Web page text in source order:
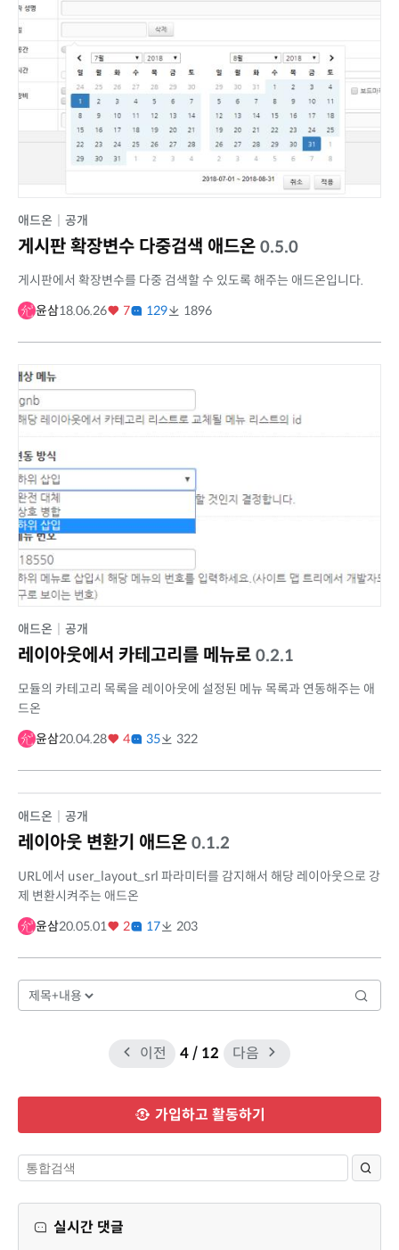
애드온 공개
게시판 확장변수 다중검색 애드온 0.5.0
게시판에서 확장변수를 다중 검색할 수 있도록 해주는 애드온입니다.
윤삼18.06.26 7 129 1896
애드온 공개
레이아웃에서 카테고리를 메뉴로 0.2.1
모듈의 카테고리 목록을 레이아웃에 설정된 메뉴 목록과 연동해주는 애
드온
윤삼20.04.28 4 35 322
애드온 공개
레이아웃 변환기 애드온 0.1.2
URL에서 user_layout_srl 파라미터를 감지해서 해당 레이아웃으로 강
제 변환시켜주는 애드온
윤삼20.05.01 2 17 203
이전 4/ 12 다음
가입하고 활동하기
실시간 댓글